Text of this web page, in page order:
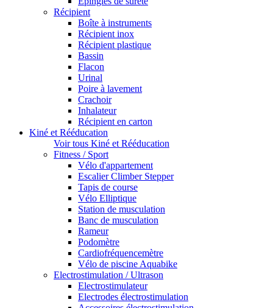
Récipient
Boîte à instruments
Récipient inox
Récipient plastique
Bassin
Flacon
Urinal
Poire à lavement
Crachoir
Inhalateur
Récipient en carton
Kiné et Rééducation
Voir tous Kiné et Rééducation
Fitness / Sport
Vélo d'appartement
Escalier Climber Stepper
Tapis de course
Vélo Elliptique
Station de musculation
Banc de musculation
Rameur
Podomètre
Cardiofréquencemètre
Vélo de piscine Aquabike
Electrostimulation / Ultrason
Electrostimulateur
Electrodes électrostimulation